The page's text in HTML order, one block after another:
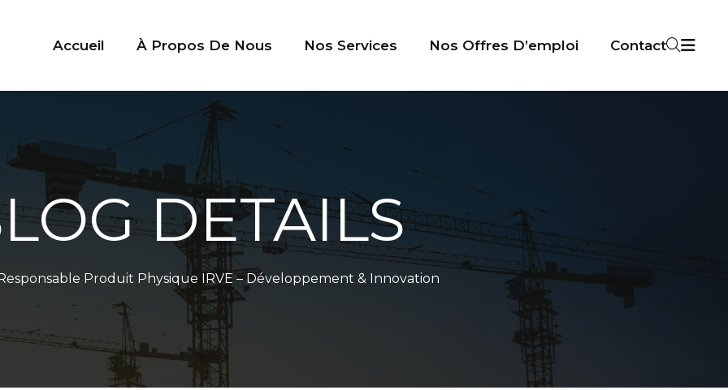
Accueil À Propos De Nous Nos Services Nos Offres D’emploi Contact
DETAILS
Produit Physique IRVE – Développement & Innovation